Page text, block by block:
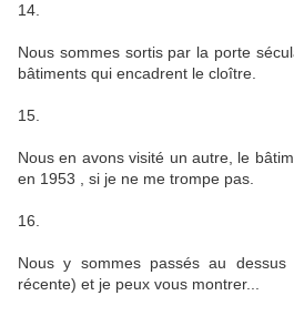
14.
Nous sommes sortis par la porte
bâtiments qui encadrent le cloître.
15.
Nous en avons visité un autre, le
en 1953 , si je ne me trompe pas.
16.
Nous y sommes passés au
récente) et je peux vous montrer...